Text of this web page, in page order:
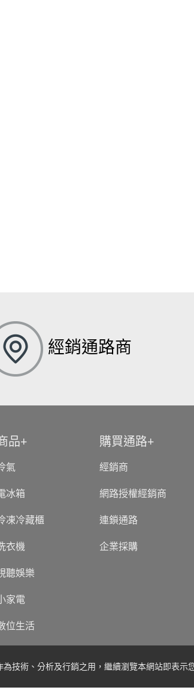
經銷通路商
技術、分析及行銷之用，繼續瀏覽本網站即表示
品
氣
冰箱
凍冷藏櫃
衣機
聽娛樂
家電
位生活
購買通路
經銷商
網路授權經銷商
連鎖通路
企業採購
於台灣三洋 新聞